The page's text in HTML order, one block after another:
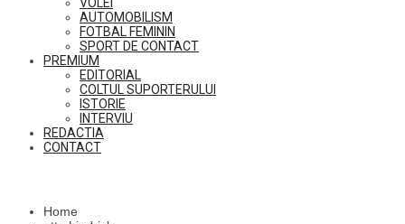
AUTOMOBILISM
FOTBAL FEMININ
SPORT DE CONTACT
PREMIUM
EDITORIAL
COLTUL SUPORTERULUI
ISTORIE
INTERVIU
REDACTIA
CONTACT
Home